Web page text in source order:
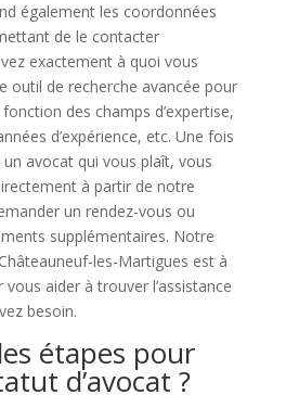
également les coordonnées
de le contacter
exactement à quoi vous
outil de recherche avancée pour
des champs d’expertise,
d’expérience, etc. Une fois
avocat qui vous plaît, vous
à partir de notre
un rendez-vous ou
supplémentaires. Notre
les-Martigues est à
aider à trouver l’assistance
besoin.
étapes pour
d’avocat ?